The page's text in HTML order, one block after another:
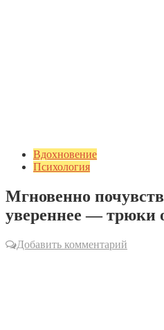
Вдохновение
Психология
Мгновенно
увереннее — трюки
Добавить комментарий